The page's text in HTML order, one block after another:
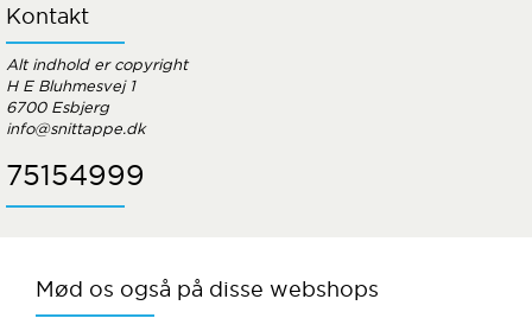
Kontakt
Alt indhold er copyright
H E Bluhmesvej 1
6700 Esbjerg
info@snittappe.dk
75154999
Mød os også på disse webshops